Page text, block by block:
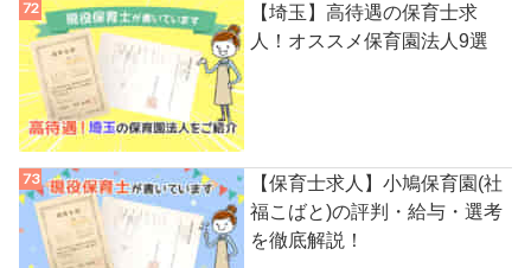
【埼玉】高待遇の保育士求
人！オススメ保育園法人9選
【保育士求人】小鳩保育園(社
福こばと)の評判・給与・選考
を徹底解説！